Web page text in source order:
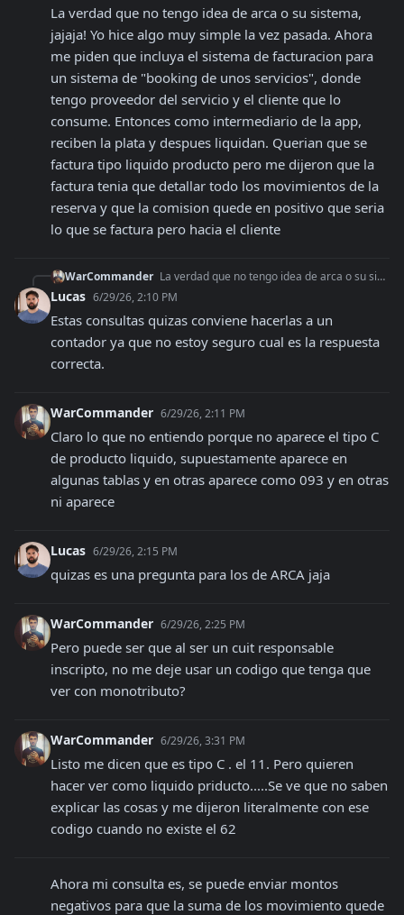
La verdad que no tengo idea de arca o su sistema,
jajaja! Yo hice algo muy simple la vez pasada. Ahora
me piden que incluya el sistema de facturacion para
un sistema de "booking de unos servicios", donde
tengo proveedor del servicio y el cliente que lo
consume. Entonces como intermediario de la app,
reciben la plata y despues liquidan. Querian que se
factura tipo liquido producto pero me dijeron que la
factura tenia que detallar todo los movimientos de la
reserva y que la comision quede en positivo que seria
lo que se factura pero hacia el cliente
WarCommander La verdad que no tengo idea de arca o su sistema, jajaja! Yo hice algo muy simple la vez pasada. Ahora me piden que incluya el sistema de facturacion para un si
Lucas 6/29/26, 2:10 PM
Estas consultas quizas conviene hacerlas a un
contador ya que no estoy seguro cual es la respuesta
correcta.
WarCommander 6/29/26, 2:11 PM
Claro lo que no entiendo porque no aparece el tipo C
de producto liquido, supuestamente aparece en
algunas tablas y en otras aparece como 093 y en otras
ni aparece
Lucas 6/29/26, 2:15 PM
quizas es una pregunta para los de ARCA jaja
WarCommander 6/29/26, 2:25 PM
Pero puede ser que al ser un cuit responsable
inscripto, no me deje usar un codigo que tenga que
ver con monotributo?
WarCommander 6/29/26, 3:31 PM
Listo me dicen que es tipo C . el 11. Pero quieren
hacer ver como liquido priducto.....Se ve que no saben
explicar las cosas y me dijeron literalmente con ese
codigo cuando no existe el 62
Ahora mi consulta es, se puede enviar montos
negativos para que la suma de los movimiento quede